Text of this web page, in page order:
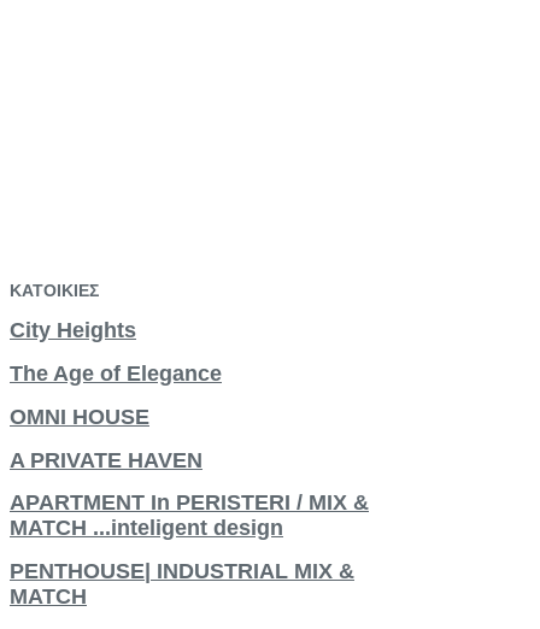
ΚΑΤΟΙΚΙΕΣ
City Heights
The Age of Elegance
OMNI HOUSE
A PRIVATE HAVEN
APARTMENT In PERISTERI / MIX &
MATCH ...inteligent design
PENTHOUSE| INDUSTRIAL MIX &
MATCH